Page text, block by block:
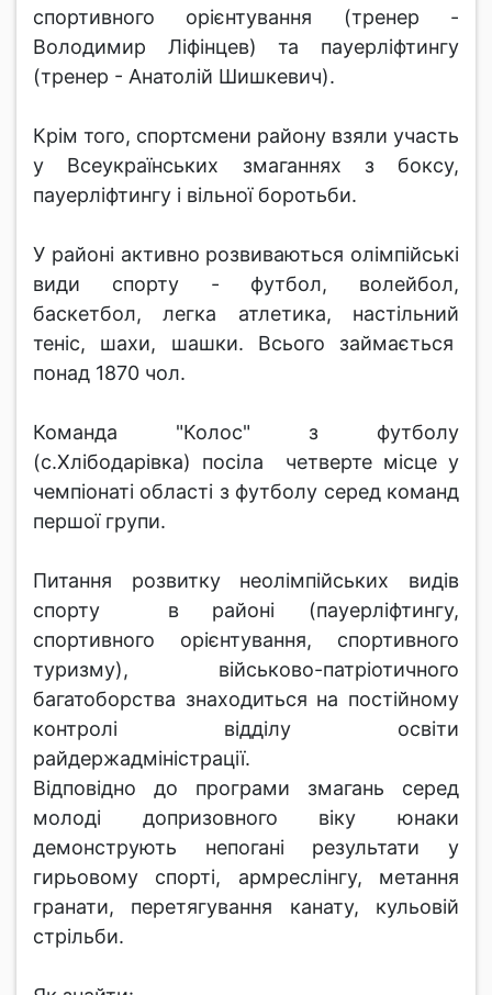
спортивного орієнтування (тренер -
Володимир Ліфінцев) та пауерліфтингу
(тренер - Анатолій Шишкевич).
Крім того, спортсмени району взяли участь
у Всеукраїнських змаганнях з боксу,
пауерліфтингу і вільної боротьби.
У районі активно розвиваються олімпійські
види спорту - футбол, волейбол,
баскетбол, легка атлетика, настільний
теніс, шахи, шашки. Всього займається
понад 1870 чол.
Команда "Колос" з футболу
(с.Хлібодарівка) посіла четверте місце у
чемпіонаті області з футболу серед команд
першої групи.
Питання розвитку неолімпійських видів
спорту в районі (пауерліфтингу,
спортивного орієнтування, спортивного
туризму), військово-патріотичного
багатоборства знаходиться на постійному
контролі відділу освіти
райдержадміністрації.
Відповідно до програми змагань серед
молоді допризовного віку юнаки
демонструють непогані результати у
гирьовому спорті, армреслінгу, метання
гранати, перетягування канату, кульовій
стрільби.